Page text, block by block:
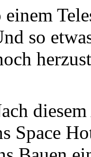
so
Space